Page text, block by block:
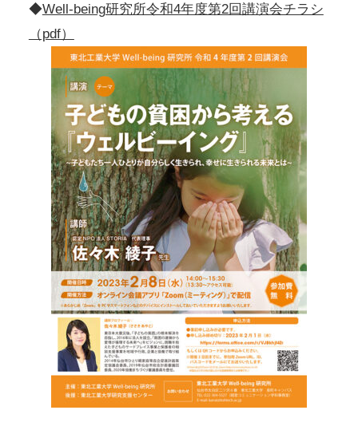
◆Well-being研究所令和4年度第2回講演会チラシ
（pdf）